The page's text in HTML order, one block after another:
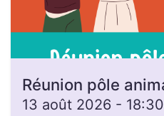
Réunion pôle
13 août 2026 - 18:30